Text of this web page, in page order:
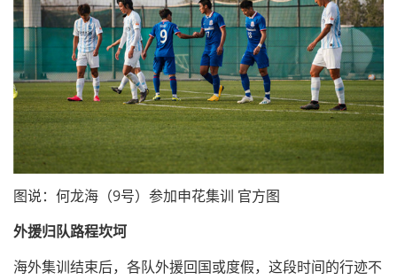
图说：何龙海（9号）参加申花集训 官方图
外援归队路程坎坷
海外集训结束后，各队外援回国或度假，这段时间的行迹不